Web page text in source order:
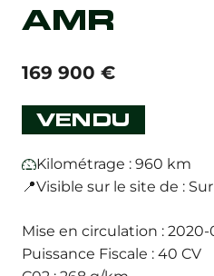
AMR
169 900 €
VENDU
Kilométrage : 960 km
📍Visible sur le site de :
Mise en circulation :
Puissance Fiscale : 40 CV